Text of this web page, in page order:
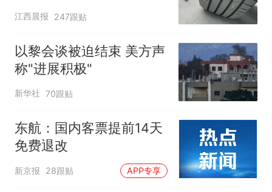
修理店铺换胎价格高达千
元，官方发布情况通报
江西晨报 247跟贴
以黎会谈被迫结束 美方声
称"进展积极"
新华社 70跟贴
东航：国内客票提前14天
免费退改
新京报 28跟贴 APP专享